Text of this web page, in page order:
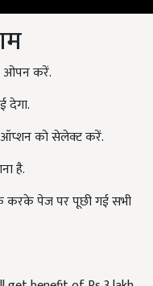
ओपन करें.
देगा.
को सेलेक्ट करें.
है.
पेज पर पूछी गई सभी